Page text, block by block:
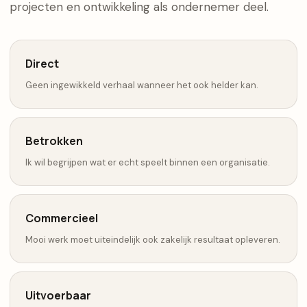
projecten en ontwikkeling als ondernemer deel.
Direct
Geen ingewikkeld verhaal wanneer het ook helder kan.
Betrokken
Ik wil begrijpen wat er echt speelt binnen een organisatie.
Commercieel
Mooi werk moet uiteindelijk ook zakelijk resultaat opleveren.
Uitvoerbaar